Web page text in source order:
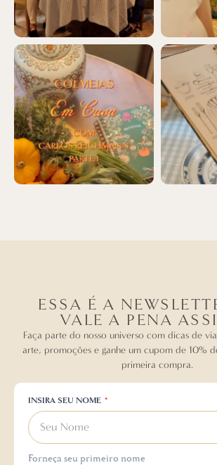
ESSA É A
VALE A PENA
Faça parte do nosso universo com dicas de
arte, promoções e ganhe um cupom de 10%
primeira compra.
INSIRA SEU NOME
Forneça seu primeiro nome